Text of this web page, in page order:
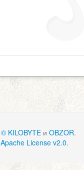
© KILOBYTEи OBZOR.
Apache License v2.0.